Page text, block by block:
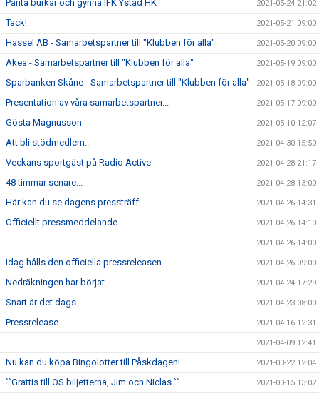
Panta burkar och gynna IFK Ystad HK 2021-05-24 21:02
Tack! 2021-05-21 09:00
Hassel AB - Samarbetspartner till "Klubben för alla" 2021-05-20 09:00
Akea - Samarbetspartner till "Klubben för alla" 2021-05-19 09:00
Sparbanken Skåne - Samarbetspartner till "Klubben för alla" 2021-05-18 09:00
Presentation av våra samarbetspartner... 2021-05-17 09:00
Gösta Magnusson 2021-05-10 12:07
Att bli stödmedlem.. 2021-04-30 15:50
Veckans sportgäst på Radio Active 2021-04-28 21:17
48 timmar senare... 2021-04-28 13:00
Här kan du se dagens pressträff! 2021-04-26 14:31
Officiellt pressmeddelande 2021-04-26 14:10
2021-04-26 14:00
Idag hålls den officiella pressreleasen... 2021-04-26 09:00
Nedräkningen har börjat... 2021-04-24 17:29
Snart är det dags... 2021-04-23 08:00
Pressrelease 2021-04-16 12:31
2021-04-09 12:41
Nu kan du köpa Bingolotter till Påskdagen! 2021-03-22 12:04
``Grattis till OS biljetterna, Jim och Niclas `` 2021-03-15 13:02